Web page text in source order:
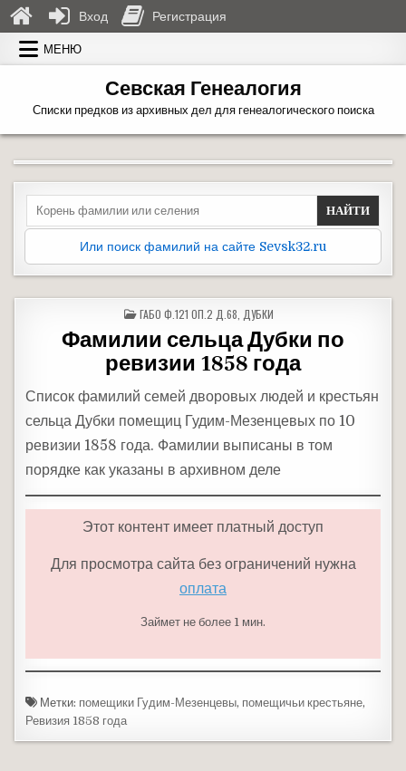
Перейти к содержимому
МЕНЮ
Севская Генеалогия
Списки предков из архивных дел для генеалогического поиска
Search for:
Или поиск фамилий на сайте Sevsk32.ru
ОПУБЛИКОВАНО В
ГАБО Ф.121 ОП.2 Д.68 ДУБКИ
Фамилии сельца Дубки по
ревизии 1858 года
Список фамилий семей дворовых людей и крестьян
сельца Дубки помещиц Гудим-Мезенцевых по 10
ревизии 1858 года. Фамилии выписаны в том
порядке как указаны в архивном деле
Этот контент имеет платный доступ
Для просмотра сайта без ограничений нужна
оплата
Займет не более 1 мин.
Метки: помещики Гудим-Мезенцевы, помещичьи крестьяне,
Ревизия 1858 года
Вход Регистрация